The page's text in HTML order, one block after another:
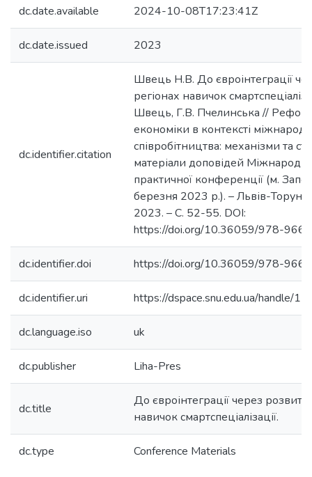
dc.date.available 2024-10-08T17:23:41Z
dc.date.issued 2023
dc.identifier.citation
Швець Н.В. До євроінтеграції
регіонах навичок
Швець, Г.В. Пчелинська //
економіки в контексті
співробітництва: механізми та
матеріали доповідей
практичної конференції (м.
березня 2023 р.). – Львів-Торунь
2023. – С. 52-55. DOI:
https://doi.org/10.36059/978-
dc.identifier.doi https://doi.org/10.36059/978-
dc.identifier.uri https://dspace.snu.edu.ua/handle/
dc.language.iso uk
dc.publisher Liha-Pres
dc.title
До євроінтеграції через
навичок смартспеціалізації.
dc.type Conference Materials